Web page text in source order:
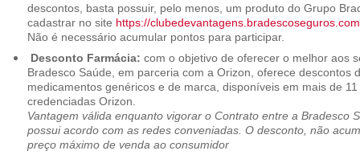
descontos, basta possuir, pelo menos, um produto do Grupo
cadastrar no site https://
Não é necessário acumular pontos para participar.
Desconto Farmácia: com o objetivo de oferecer o melhor aos
Bradesco Saúde, em parceria com a Orizon, oferece descontos
medicamentos genéricos e de marca, disponíveis em mais de
credenciadas Orizon.
Vantagem válida enquanto vigorar o Contrato entre a Bradesco
possui acordo com as redes conveniadas. O desconto, não
preço máximo de venda ao consumidor